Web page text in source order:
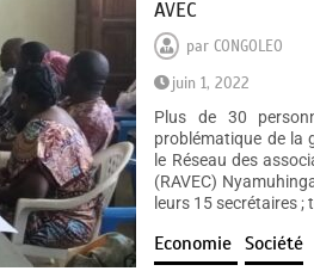
AVEC
parCONGOLEO
juin 1, 2022
Plus de 30
problématique de la
le Réseau des
(RAVEC)
leurs 15 secrétaires ;
Economie Société